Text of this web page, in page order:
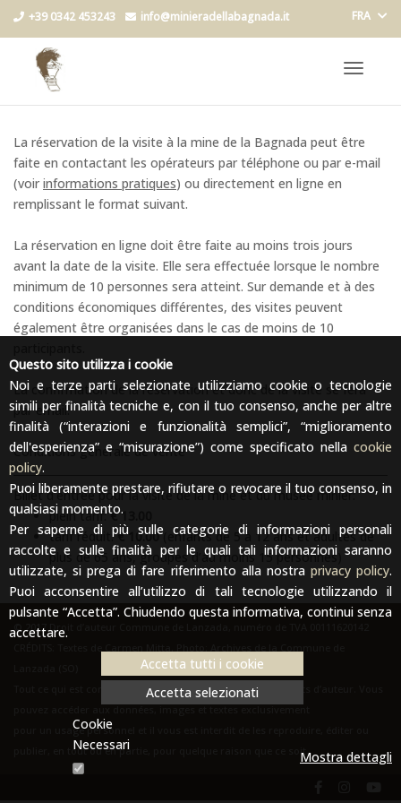
+39 0342 453243 info@minieradellabagnada.it FRA
Toggle
La réservation de la visite à la mine de la Bagnada peut être
faite en contactant les opérateurs par téléphone ou par e-mail
(voir informations pratiques) ou directement en ligne en
remplissant le format suivant.
La réservation en ligne doit être faite au moins trois jours
avant la date de la visite. Elle sera effectuée lorsque le nombre
minimum de 10 personnes sera atteint. Sur demande et à des
conditions économiques différentes, des visites peuvent
également être organisées dans le cas de moins de 10
La confirmation de la réservation et donc de la visite se fera
par email.
Conditions generale de vente
Billet d’entrée pour la visite de la mine et du musée minier:
plein tarif:€ 13.00
tarif réduit:€ 10.00(enfants de 5 à 12 ans et adultes de
plus de 65 ans, groupes d’au moins 15 personnes)
© 2017 Droit d’auteur Commune de Lanzada, numéro de TVA 00111620142
Tout ce qui est contenu dans le site est protégé par des droits d’auteur. Vous
pour un usage personnel et il vous est interdit de les reproduire, éditer ou
publier, en tout ou en partie, pour quelque raison que ce soit.
Questo sito utilizza i cookie
Noi e terze parti selezionate utilizziamo cookie o tecnologie
simili per finalità tecniche e, con il tuo consenso, anche per altre
finalità (“interazioni e funzionalità semplici”, “miglioramento
dell'esperienza” e “misurazione”) come specificato nella cookie
policy.
Puoi liberamente prestare, rifiutare o revocare il tuo consenso, in
qualsiasi momento.
Per saperne di più sulle categorie di informazioni personali
raccolte e sulle finalità per le quali tali informazioni saranno
utilizzate, si prega di fare riferimento alla nostra privacy policy.
Puoi acconsentire all’utilizzo di tali tecnologie utilizzando il
pulsante “Accetta”. Chiudendo questa informativa, continui senza
accettare.
Accetta tutti i cookie
Accetta selezionati
Cookie
Necessari
Mostra dettagli